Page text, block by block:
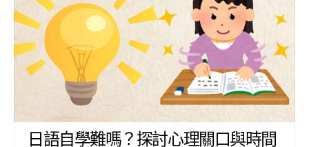
日語自學難嗎？探討心理關口與時間